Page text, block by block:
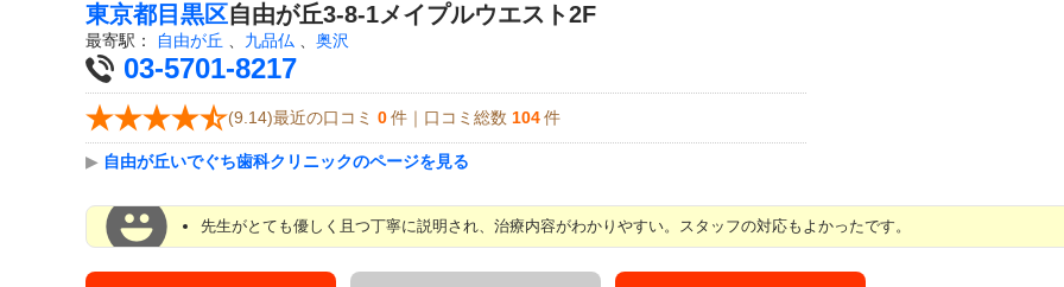
東京都目黒区自由が丘3-8-1メイプルウエスト2F
最寄駅： 自由が丘 九品仏 奥沢
03-5701-8217
(9.14)最近の口コミ 0 件｜口コミ総数 104 件
▶ 自由が丘いでぐち歯科クリニックのページを見る
先生がとても優しく且つ丁寧に説明され、治療内容がわかりやすい。スタッフの対応もよかったです。